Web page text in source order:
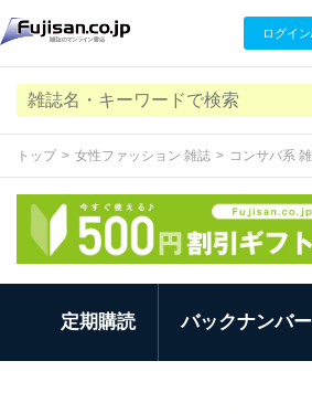
ログイ
トップ 女性ファッション 雑誌 コンサバ系
定期購読 バックナンバー